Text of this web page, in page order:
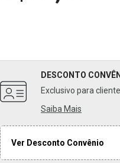
DESCONTO
Exclusivo para
Saiba Mais
Ver Desconto Convênio